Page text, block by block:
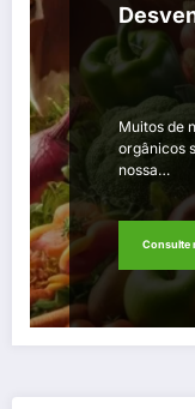
Muitos de
orgânicos
nossa…
Consulte